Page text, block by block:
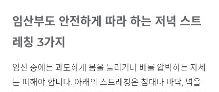
임산부도 안전하게 따라 하는 저녁 스트
레칭 3가지
임신 중에는 과도하게 몸을 늘리거나 배를 압박하는 자세
는 피해야 합니다. 아래의 스트레칭은 침대나 바닥, 벽을